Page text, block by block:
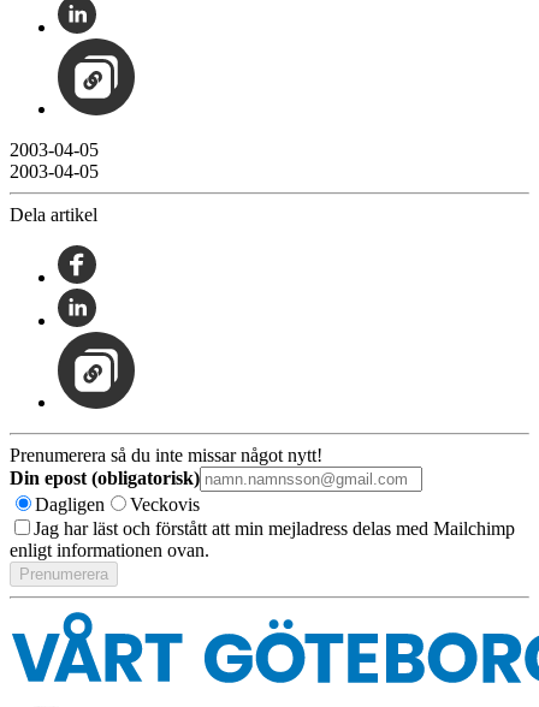
2003-04-05
2003-04-05
Dela artikel
Prenumerera så du inte missar något nytt!
Din epost (obligatorisk)
Dagligen
Veckovis
Jag har läst och förstått att min mejladress delas med Mailchimp
enligt informationen ovan.